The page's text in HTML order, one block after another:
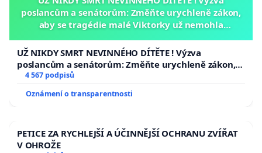
poslancům a senátorům: Změňte urychleně zákon,
aby se tragédie malé Viktorky už nemohla
UŽ NIKDY SMRT NEVINNÉHO DÍTĚTE ! Výzva
poslancům a senátorům: Změňte urychleně zákon,
aby se tragédie malé Viktorky už nemohla opakovat!
4 567 podpisů
Oznámení o transparentnosti
PETICE ZA RYCHLEJŠÍ A ÚČINNĚJŠÍ OCHRANU ZVÍŘAT
V OHROŽE